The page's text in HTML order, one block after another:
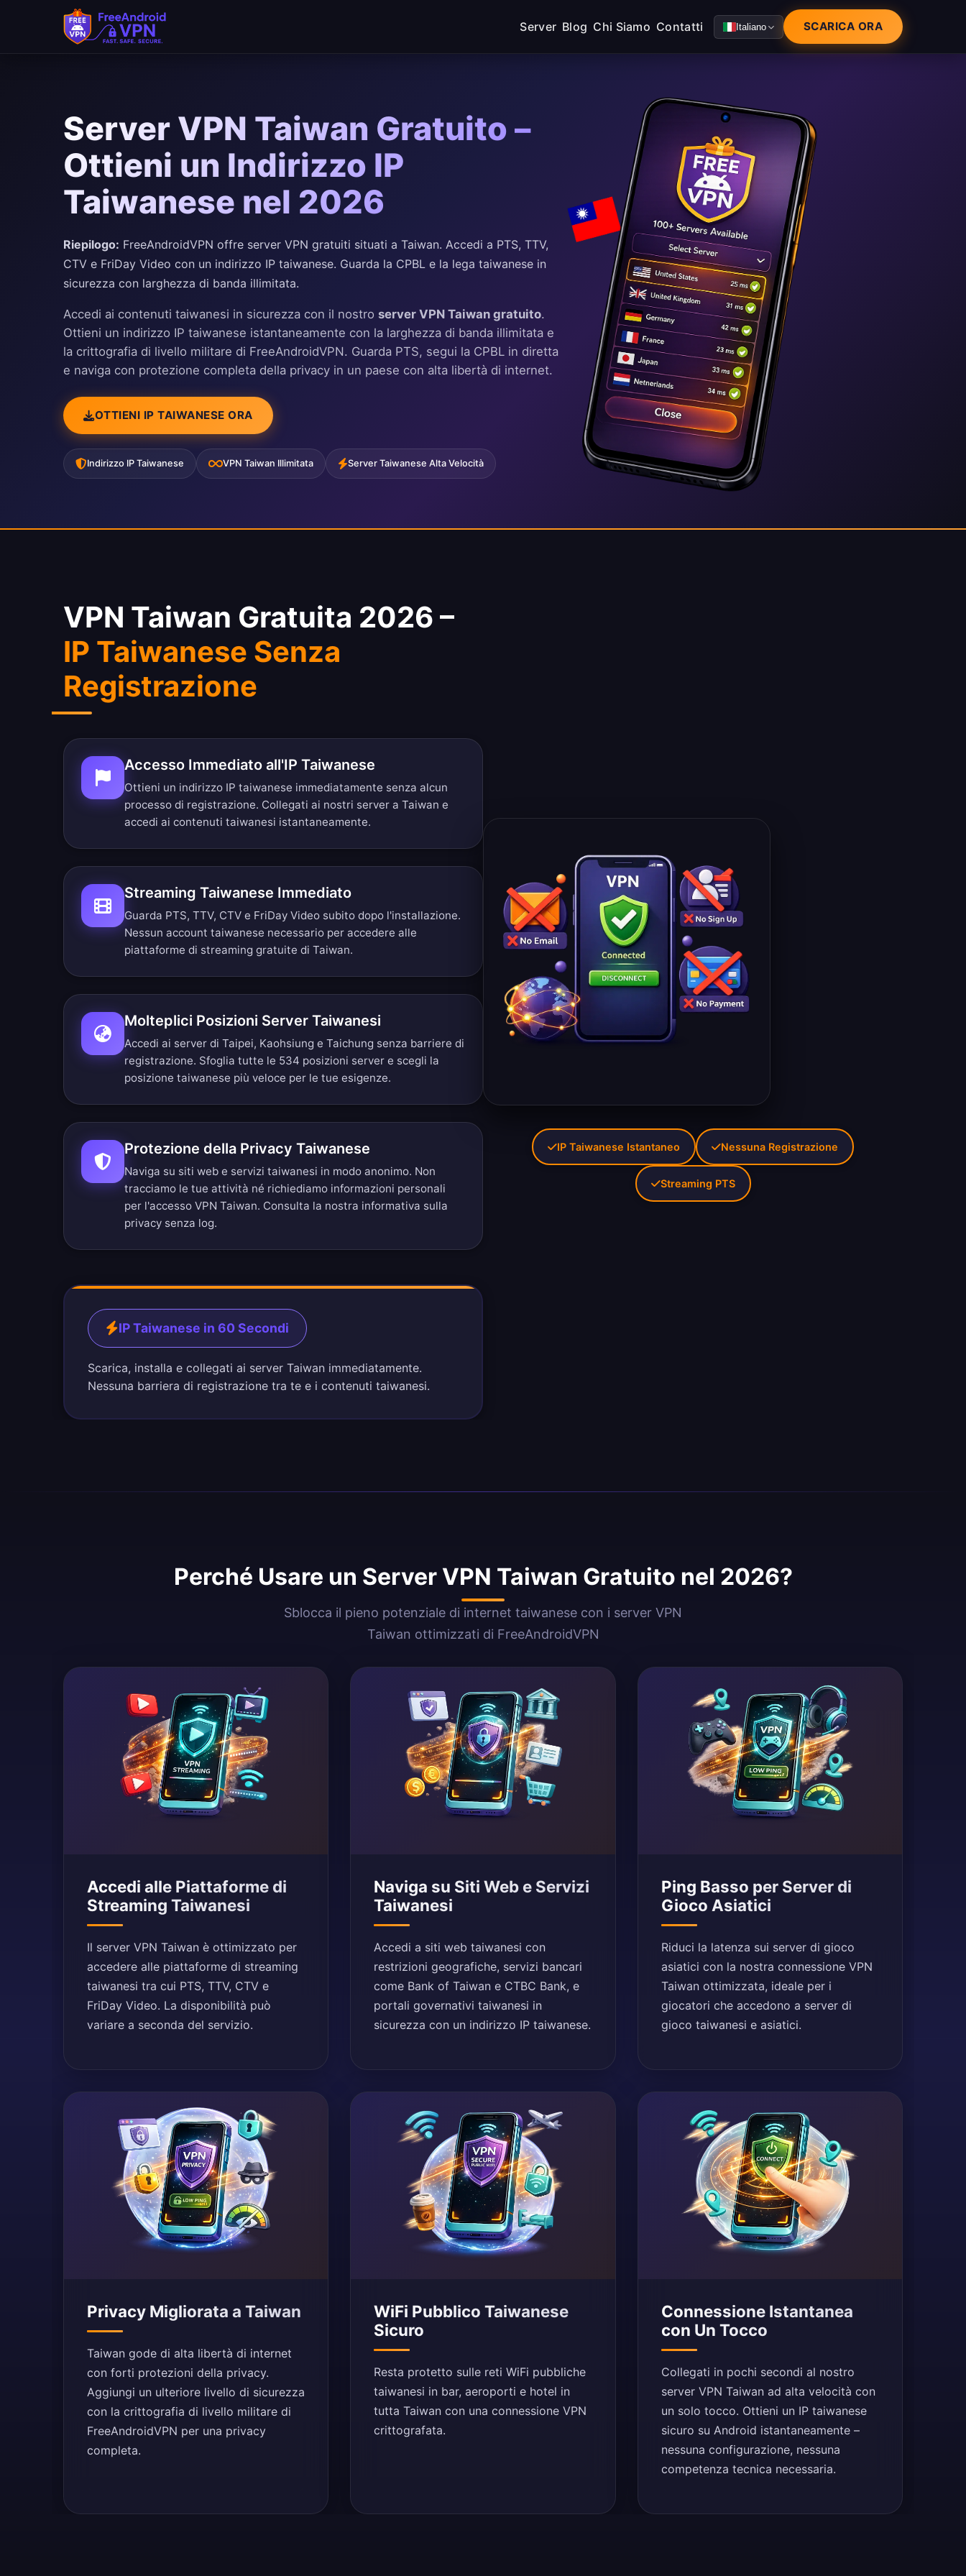
Server Blog Chi Siamo Contatti Italiano SCARICA ORA
Server VPN Taiwan Gratuito –
Ottieni un Indirizzo IP
Taiwanese nel 2026
Riepilogo: FreeAndroidVPN offre server VPN gratuiti situati a Taiwan. Accedi a PTS, TTV,
CTV e FriDay Video con un indirizzo IP taiwanese. Guarda la CPBL e la lega taiwanese in
sicurezza con larghezza di banda illimitata.
Accedi ai contenuti taiwanesi in sicurezza con il nostro server VPN Taiwan gratuito.
Ottieni un indirizzo IP taiwanese istantaneamente con la larghezza di banda illimitata e
la crittografia di livello militare di FreeAndroidVPN. Guarda PTS, segui la CPBL in diretta
e naviga con protezione completa della privacy in un paese con alta libertà di internet.
OTTIENI IP TAIWANESE ORA
Indirizzo IP Taiwanese VPN Taiwan Illimitata Server Taiwanese Alta Velocità
VPN Taiwan Gratuita 2026 –
IP Taiwanese Senza
Registrazione
Accesso Immediato all'IP Taiwanese
Ottieni un indirizzo IP taiwanese immediatamente senza alcun
processo di registrazione. Collegati ai nostri server a Taiwan e
accedi ai contenuti taiwanesi istantaneamente.
Streaming Taiwanese Immediato
Guarda PTS, TTV, CTV e FriDay Video subito dopo l'installazione.
Nessun account taiwanese necessario per accedere alle
piattaforme di streaming gratuite di Taiwan.
Molteplici Posizioni Server Taiwanesi
Accedi ai server di Taipei, Kaohsiung e Taichung senza barriere di
registrazione. Sfoglia tutte le 534 posizioni server e scegli la
posizione taiwanese più veloce per le tue esigenze.
Protezione della Privacy Taiwanese
Naviga su siti web e servizi taiwanesi in modo anonimo. Non
tracciamo le tue attività né richiediamo informazioni personali
per l'accesso VPN Taiwan. Consulta la nostra informativa sulla
privacy senza log.
IP Taiwanese in 60 Secondi
Scarica, installa e collegati ai server Taiwan immediatamente.
Nessuna barriera di registrazione tra te e i contenuti taiwanesi.
IP Taiwanese Istantaneo Nessuna Registrazione
Streaming PTS
Perché Usare un Server VPN Taiwan Gratuito nel 2026?
Sblocca il pieno potenziale di internet taiwanese con i server VPN
Taiwan ottimizzati di FreeAndroidVPN
Accedi alle Piattaforme di
Streaming Taiwanesi
Il server VPN Taiwan è ottimizzato per
accedere alle piattaforme di streaming
taiwanesi tra cui PTS, TTV, CTV e
FriDay Video. La disponibilità può
variare a seconda del servizio.
Naviga su Siti Web e Servizi
Taiwanesi
Accedi a siti web taiwanesi con
restrizioni geografiche, servizi bancari
come Bank of Taiwan e CTBC Bank, e
portali governativi taiwanesi in
sicurezza con un indirizzo IP taiwanese.
Ping Basso per Server di
Gioco Asiatici
Riduci la latenza sui server di gioco
asiatici con la nostra connessione VPN
Taiwan ottimizzata, ideale per i
giocatori che accedono a server di
gioco taiwanesi e asiatici.
Privacy Migliorata a Taiwan
Taiwan gode di alta libertà di internet
con forti protezioni della privacy.
Aggiungi un ulteriore livello di sicurezza
con la crittografia di livello militare di
FreeAndroidVPN per una privacy
completa.
WiFi Pubblico Taiwanese
Sicuro
Resta protetto sulle reti WiFi pubbliche
taiwanesi in bar, aeroporti e hotel in
tutta Taiwan con una connessione VPN
crittografata.
Connessione Istantanea
con Un Tocco
Collegati in pochi secondi al nostro
server VPN Taiwan ad alta velocità con
un solo tocco. Ottieni un IP taiwanese
sicuro su Android istantaneamente –
nessuna configurazione, nessuna
competenza tecnica necessaria.